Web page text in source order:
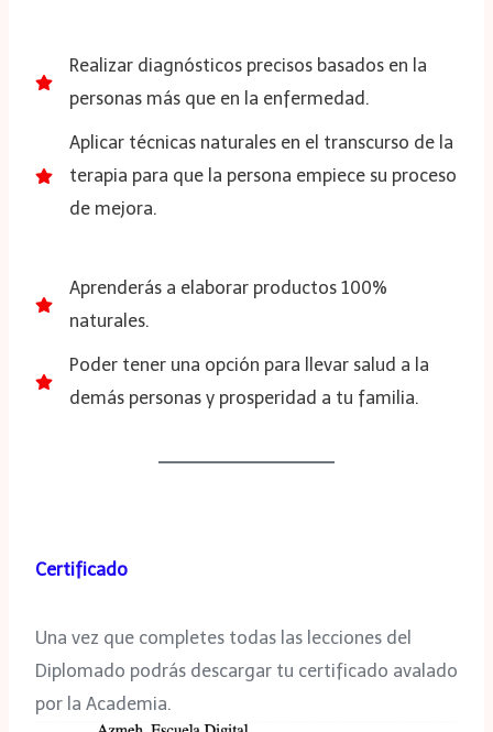
Realizar diagnósticos precisos basados en la
personas más que en la enfermedad.
Aplicar técnicas naturales en el transcurso de la
terapia para que la persona empiece su proceso
de mejora.
Aprenderás a elaborar productos 100%
naturales.
Poder tener una opción para llevar salud a la
demás personas y prosperidad a tu familia.
Certificado
Una vez que completes todas las lecciones del
Diplomado podrás descargar tu certificado avalado
por la Academia.